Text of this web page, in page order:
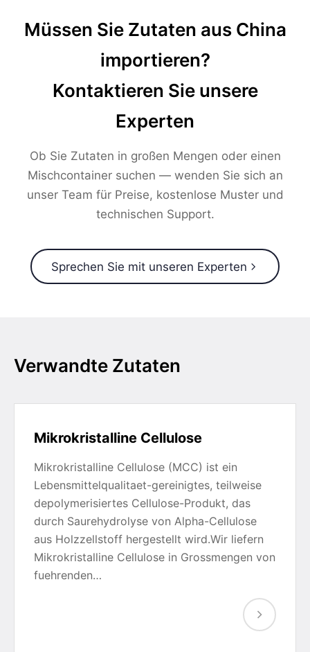
Müssen Sie Zutaten aus China
importieren?
Kontaktieren Sie unsere
Experten
Ob Sie Zutaten in großen Mengen oder einen
Mischcontainer suchen — wenden Sie sich an
unser Team für Preise, kostenlose Muster und
technischen Support.
Sprechen Sie mit unseren Experten
Verwandte Zutaten
Mikrokristalline Cellulose
Mikrokristalline Cellulose (MCC) ist ein
Lebensmittelqualitaet-gereinigtes, teilweise
depolymerisiertes Cellulose-Produkt, das
durch Saurehydrolyse von Alpha-Cellulose
aus Holzzellstoff hergestellt wird.Wir liefern
Mikrokristalline Cellulose in Grossmengen von
fuehrenden…